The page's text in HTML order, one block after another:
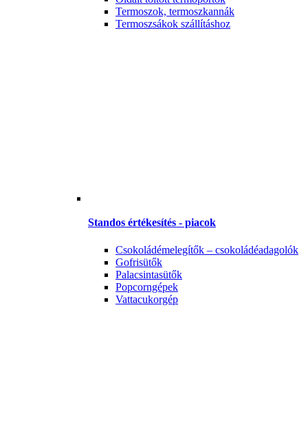
Termoszok, termoszkannák
Termoszsákok szállításhoz
Standos értékesítés - piacok
Csokoládémelegítők – csokoládéadagolók
Gofrisütők
Palacsintasütők
Popcorngépek
Vattacukorgép